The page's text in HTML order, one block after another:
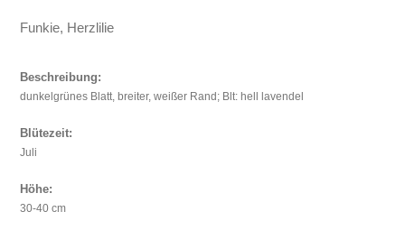
Funkie, Herzlilie
Beschreibung:
dunkelgrünes Blatt, breiter, weißer Rand; Blt: hell lavendel
Blütezeit:
Juli
Höhe:
30-40 cm